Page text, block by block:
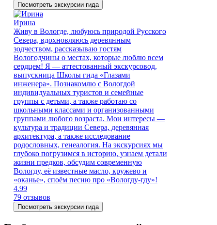
Посмотреть экскурсии гида
Ирина
Живу в Вологде, любуюсь природой Русского
Севера, вдохновляюсь деревянным
зодчеством, рассказываю гостям
Вологодчины о местах, которые люблю всем
сердцем! Я — аттестованный экскурсовод,
выпускница Школы гида «Глазами
инженера». Познакомлю с Вологдой
индивидуальных туристов и семейные
группы с детьми, а также работаю со
школьными классами и организованными
группами любого возраста. Мои интересы —
культура и традиции Севера, деревянная
архитектура, а также исследование
родословных, генеалогия. На экскурсиях мы
глубоко погрузимся в историю, узнаем детали
жизни предков, обсудим современную
Вологду, её известные масло, кружево и
«оканье», споём песню про «Вологду-гду»!
4.99
79 отзывов
Посмотреть экскурсии гида